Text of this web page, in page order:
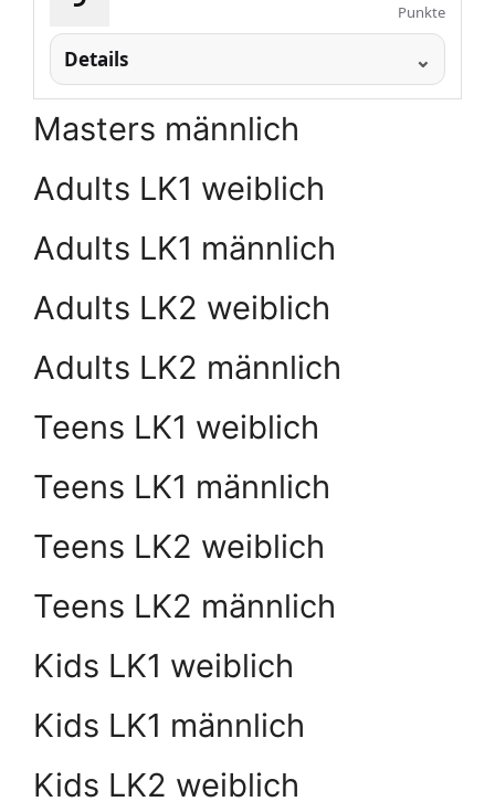
Punkte
Details
Masters männlich
Adults LK1 weiblich
Adults LK1 männlich
Adults LK2 weiblich
Adults LK2 männlich
Teens LK1 weiblich
Teens LK1 männlich
Teens LK2 weiblich
Teens LK2 männlich
Kids LK1 weiblich
Kids LK1 männlich
Kids LK2 weiblich